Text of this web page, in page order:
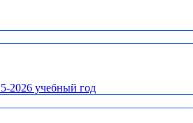
2026 учебный год